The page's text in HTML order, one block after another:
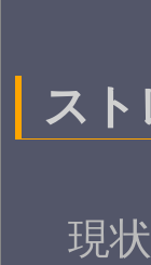
スト
現状